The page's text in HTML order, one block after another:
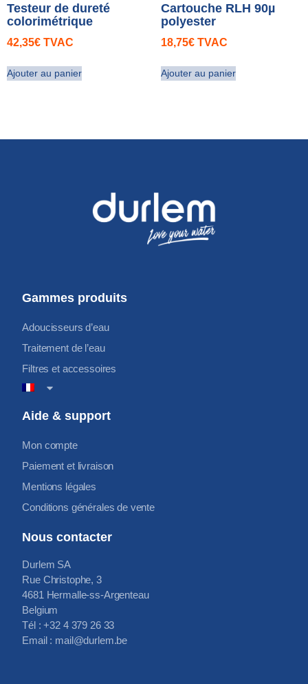
Testeur de dureté
colorimétrique
42,35€ TVAC
Ajouter au panier
Cartouche RLH 90µ
polyester
18,75€ TVAC
Ajouter au panier
Gammes produits
Adoucisseurs d’eau
Traitement de l’eau
Filtres et accessoires
Aide & support
Mon compte
Paiement et livraison
Mentions légales
Conditions générales de vente
Nous contacter
Durlem SA
Rue Christophe, 3
4681 Hermalle-ss-Argenteau
Belgium
Tél : +32 4 379 26 33
Email : mail@durlem.be